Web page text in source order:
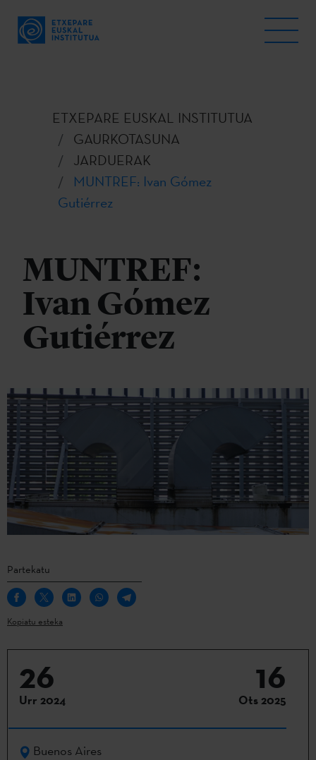
ETXEPARE EUSKAL INSTITUTUA
GAURKOTASUNA
JARDUERAK
MUNTREF: Ivan Gómez
Gutiérrez
MUNTREF:
Ivan Gómez
Gutiérrez
Partekatu
Kopiatu esteka
26
Urr 2024
16
Ots 2025
Buenos Aires